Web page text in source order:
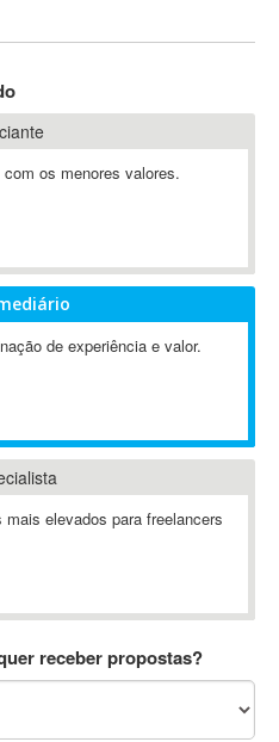
os menores valores.
de experiência e valor.
elevados para freelancers
receber propostas?